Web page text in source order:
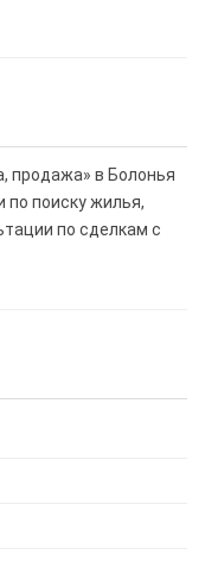
продажа» в Болонья
по поиску жилья,
по сделкам с